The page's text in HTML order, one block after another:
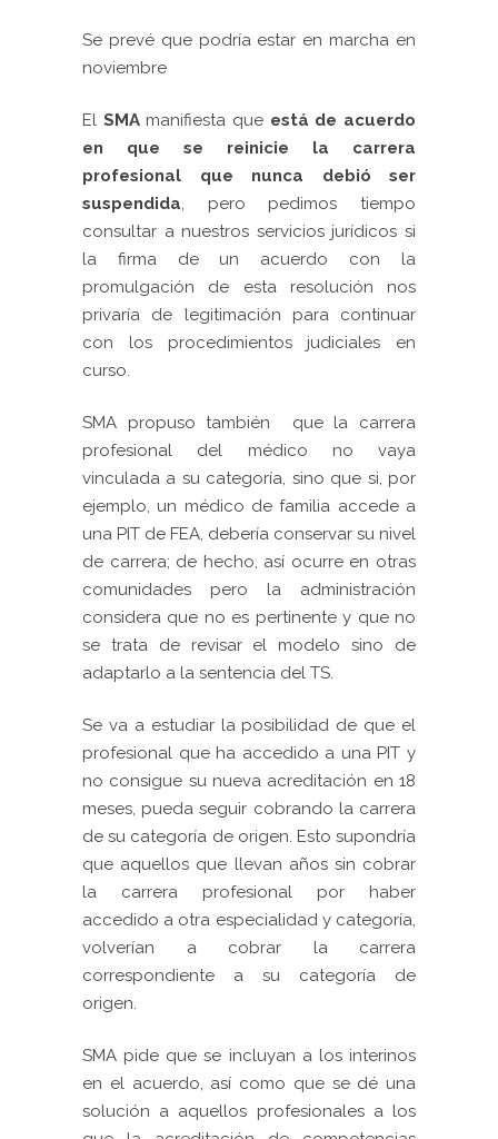
Se prevé que podría estar en marcha en
noviembre
El SMAmanifiesta que está de acuerdo
en que se reinicie la carrera
profesional que nunca debió ser
suspendida, pero pedimos tiempo
consultar a nuestros servicios jurídicos si
la firma de un acuerdo con la
promulgación de esta resolución nos
privaría de legitimación para continuar
con los procedimientos judiciales en
curso.
SMA propuso también que la carrera
profesional del médico no vaya
vinculada a su categoría, sino que si, por
ejemplo, un médico de familia accede a
una PIT de FEA, debería conservar su nivel
de carrera; de hecho, así ocurre en otras
comunidades pero la administración
considera que no es pertinente y que no
se trata de revisar el modelo sino de
adaptarlo a la sentencia del TS.
Se va a estudiar la posibilidad de que el
profesional que ha accedido a una PIT y
no consigue su nueva acreditación en 18
meses, pueda seguir cobrando la carrera
de su categoría de origen. Esto supondría
que aquellos que llevan años sin cobrar
la carrera profesional por haber
accedido a otra especialidad y categoría,
volverían a cobrar la carrera
correspondiente a su categoría de
origen.
SMA pide que se incluyan a los interinos
en el acuerdo, así como que se dé una
solución a aquellos profesionales a los